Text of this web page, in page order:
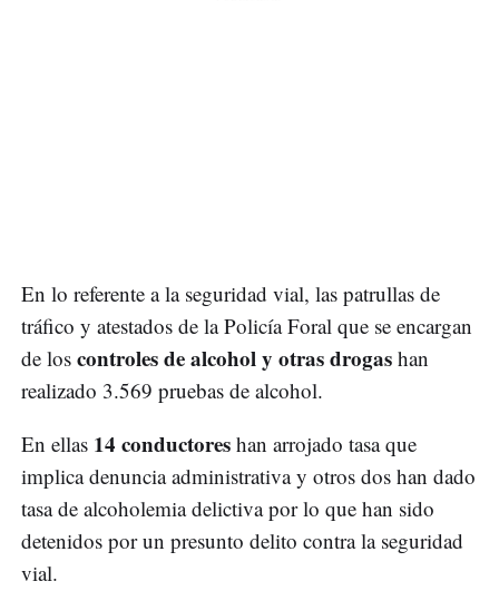
En lo referente a la seguridad vial, las patrullas de
tráfico y atestados de la Policía Foral que se encargan
de los controles de alcohol y otras drogas han
realizado 3.569 pruebas de alcohol.
En ellas 14 conductores han arrojado tasa que
implica denuncia administrativa y otros dos han dado
tasa de alcoholemia delictiva por lo que han sido
detenidos por un presunto delito contra la seguridad
vial.